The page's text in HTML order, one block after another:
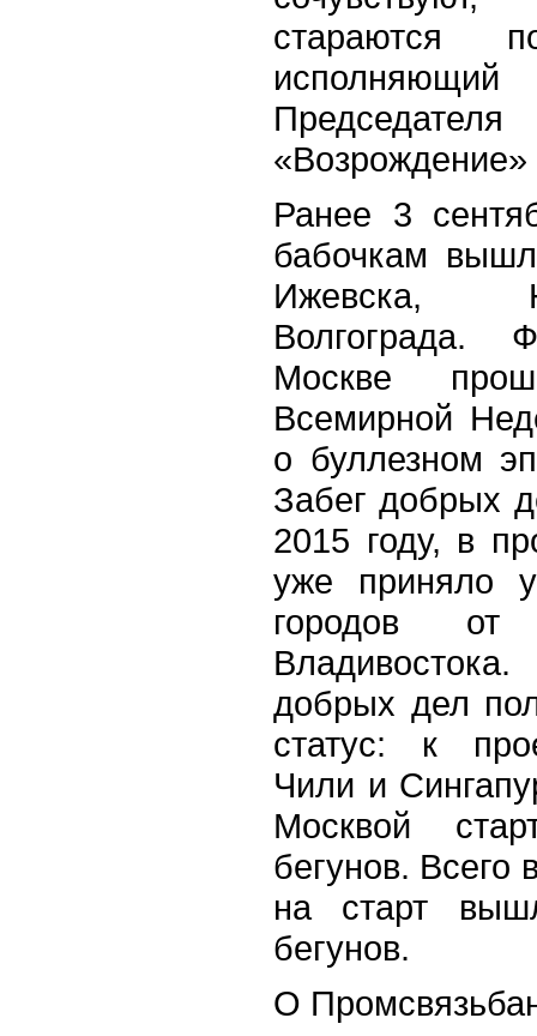
стараются
Ранее 3
бабочкам
Ижевска,
Волгограда.
Москве
Всемирной
о буллезном
Забег добрых
2015 году, в
уже приняло
городов от
добрых дел
статус: к
Чили и
Москвой
бегунов. Всего
на старт
бегунов.
О